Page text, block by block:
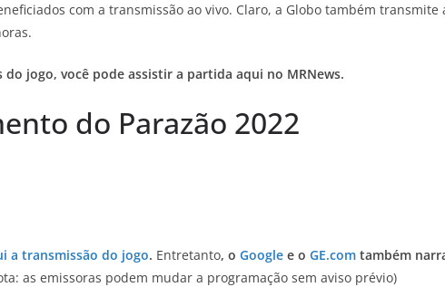
com a transmissão ao vivo. Claro, a Globo também transmite
do jogo, você pode assistir a partida aqui no MRNews.
do Parazão 2022
a transmissão do jogo. Entretanto, o Google e o GE.com também
as emissoras podem mudar a programação sem aviso prévio)